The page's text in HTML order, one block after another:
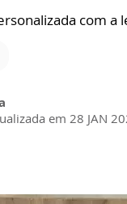
com
em 28 JAN